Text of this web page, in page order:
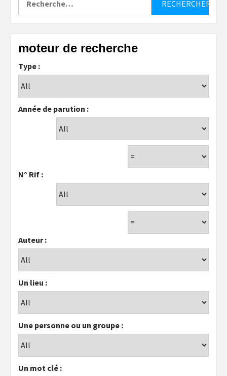
moteur de recherche
Type :
Année de parution :
N° Rif :
Auteur :
Un lieu :
Une personne ou un groupe :
Un mot clé :